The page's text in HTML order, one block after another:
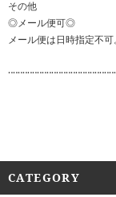
その他
◎メール便可◎
メール便は日時指定不
CATEGORY